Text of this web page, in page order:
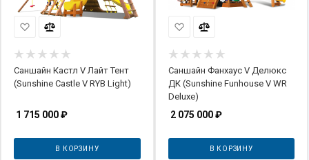
Саншайн Кастл V Лайт Тент
(Sunshine Castle V RYB Light)
1 715 000₽
В КОРЗИНУ
Саншайн Фанхаус V Делюкс
ДК (Sunshine Funhouse V WR
Deluxe)
2 075 000₽
В КОРЗИНУ